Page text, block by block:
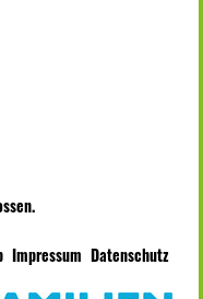
Impressum Datenschutz